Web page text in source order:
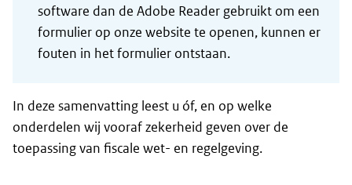
software dan de Adobe Reader gebruikt om een
formulier op onze website te openen, kunnen er
fouten in het formulier ontstaan.
In deze samenvatting leest u óf, en op welke
onderdelen wij vooraf zekerheid geven over de
toepassing van fiscale wet- en regelgeving.